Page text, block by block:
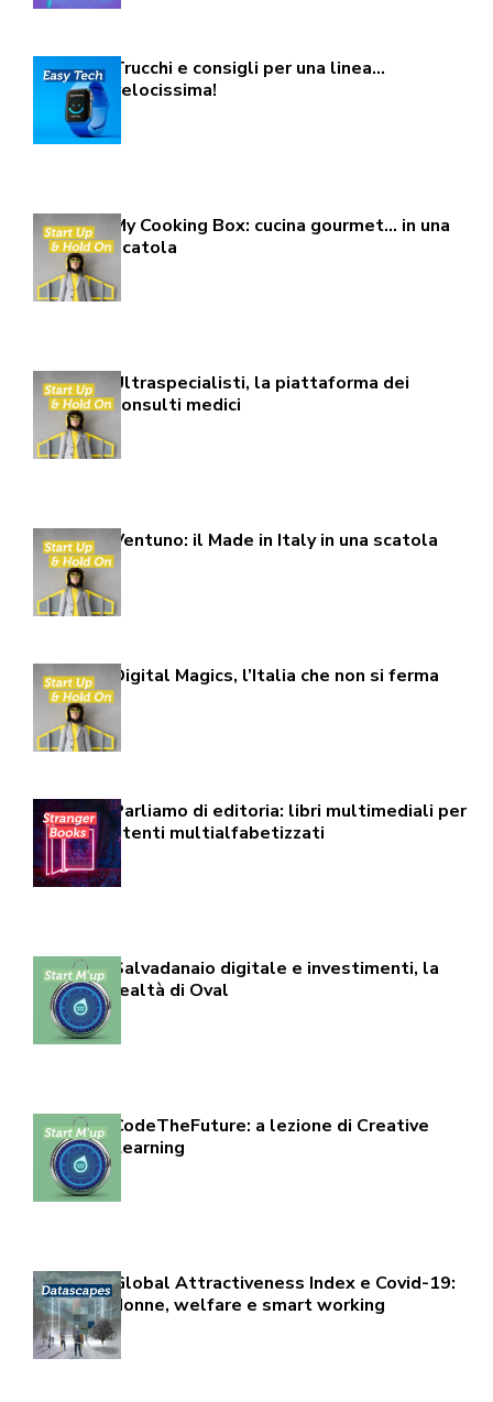
Trucchi e consigli per una linea…
velocissima!
My Cooking Box: cucina gourmet… in una
scatola
Ultraspecialisti, la piattaforma dei
consulti medici
Ventuno: il Made in Italy in una scatola
Digital Magics, l’Italia che non si ferma
Parliamo di editoria: libri multimediali per
utenti multialfabetizzati
Salvadanaio digitale e investimenti, la
realtà di Oval
CodeTheFuture: a lezione di Creative
Learning
Global Attractiveness Index e Covid-19:
donne, welfare e smart working